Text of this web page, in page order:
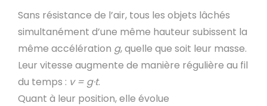
Sans résistance de l’air, tous les objets lâchés
simultanément d’une même hauteur subissent la
même accélération g, quelle que soit leur masse.
Leur vitesse augmente de manière régulière au fil
du temps : v = g·t.
Quant à leur position, elle évolue